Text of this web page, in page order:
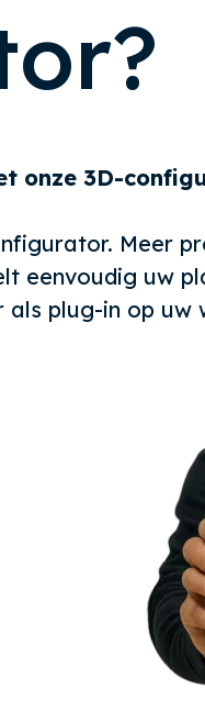
onze 3D-
Meer
eenvoudig uw
plug-in op uw